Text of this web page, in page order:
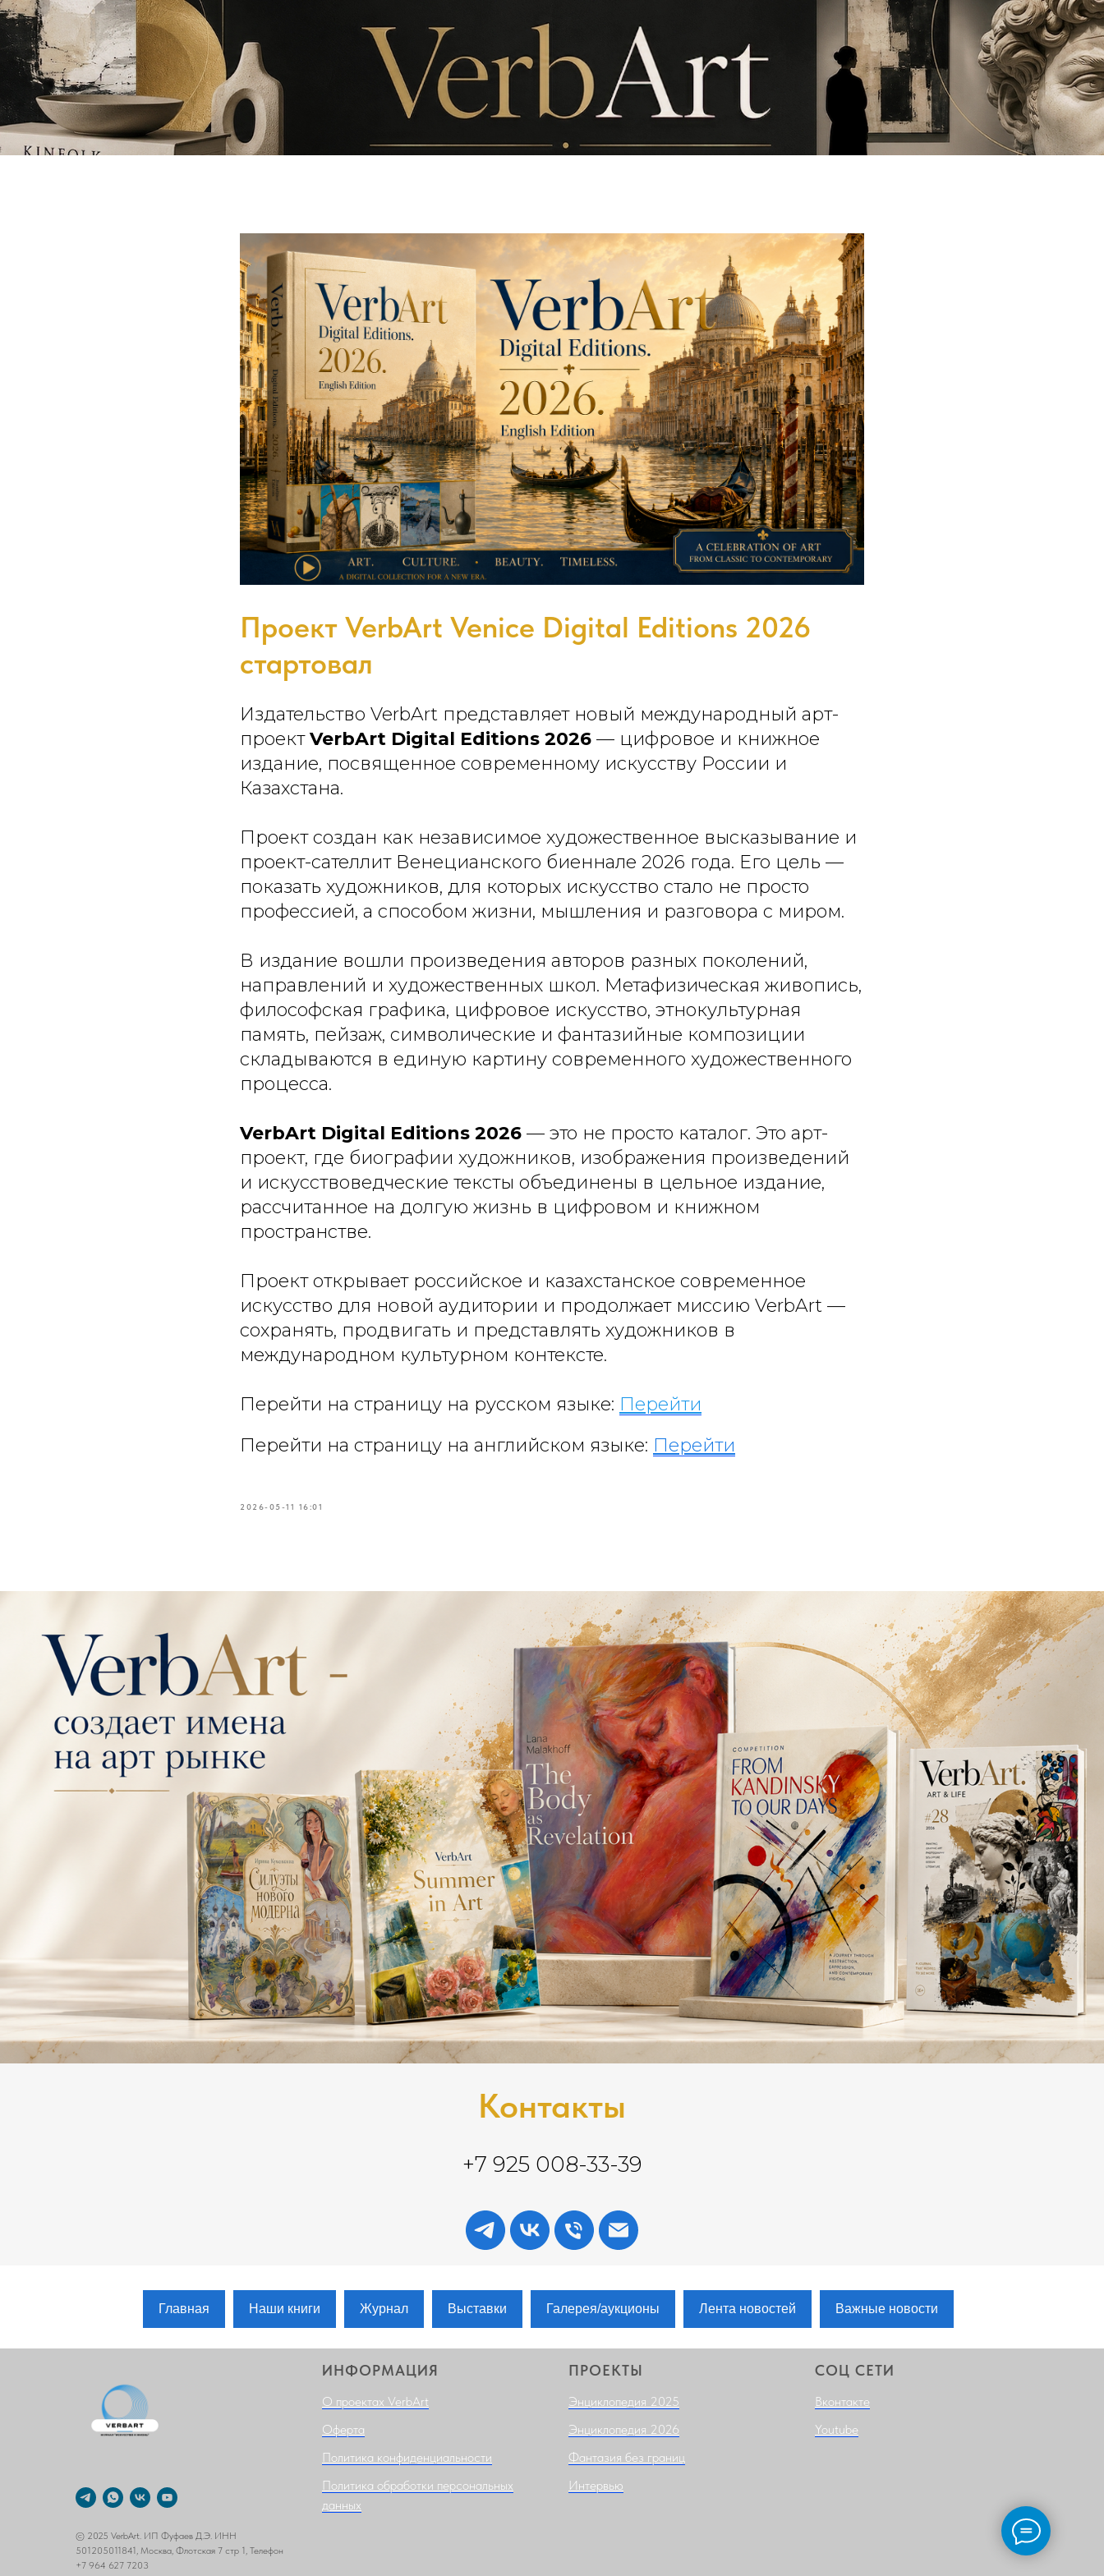
Проект VerbArt Venice Digital Editions 2026
стартовал
Издательство VerbArt представляет новый международный арт-
проектVerbArt Digital Editions 2026 — цифровое и книжное
издание, посвященное современному искусству России и
Казахстана.
Проект создан как независимое художественное высказывание и
проект-сателлит Венецианского биеннале 2026 года. Его цель —
показать художников, для которых искусство стало не просто
профессией, а способом жизни, мышления и разговора с миром.
В издание вошли произведения авторов разных поколений,
направлений и художественных школ. Метафизическая живопись,
философская графика, цифровое искусство, этнокультурная
память, пейзаж, символические и фантазийные композиции
складываются в единую картину современного художественного
процесса.
VerbArt Digital Editions 2026 — это не просто каталог. Это арт-
проект, где биографии художников, изображения произведений
и искусствоведческие тексты объединены в цельное издание,
рассчитанное на долгую жизнь в цифровом и книжном
пространстве.
Проект открывает российское и казахстанское современное
искусство для новой аудитории и продолжает миссию VerbArt —
сохранять, продвигать и представлять художников в
международном культурном контексте.
Перейти на страницу на русском языке: Перейти
Перейти на страницу на английском языке: Перейти
2026-05-11 16:01
Контакты
+7 925 008-33-39
Главная Наши книги Журнал Выставки Галерея/аукционы Лента новостей Важные новости
© 2025 VerbArt. ИП Фуфаев Д.Э. ИНН
501205011841, Москва, Флотская 7 стр 1, Телефон
+7 964 627 7203
ИНФОРМАЦИЯ
О проектах VerbArt
Оферта
Политика конфиденциальности
Политика обработки персональных
данных
ПРОЕКТЫ
Энциклопедия 2025
Энциклопедия 2026
Фантазия без границ
Интервью
СОЦ СЕТИ
Вконтакте
Youtube